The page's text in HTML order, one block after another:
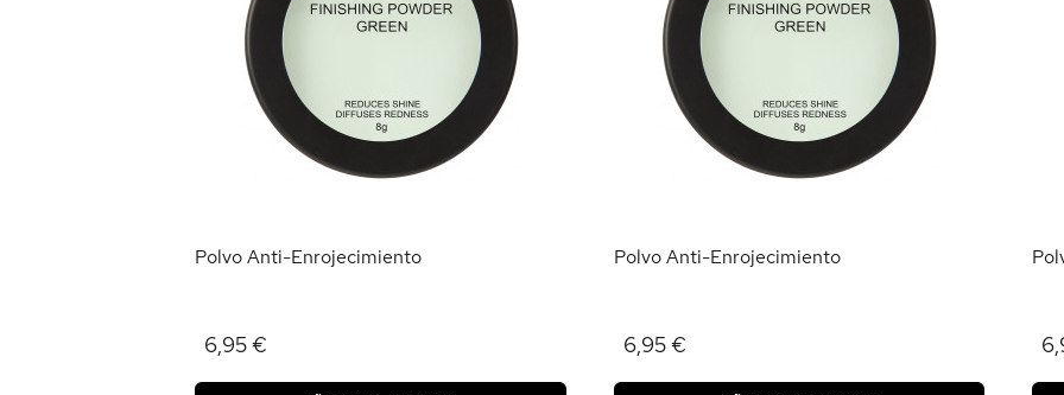
Polvo Anti-Enrojecimiento
6,95 €
Polvo Anti-Enrojecimiento
6,95 €